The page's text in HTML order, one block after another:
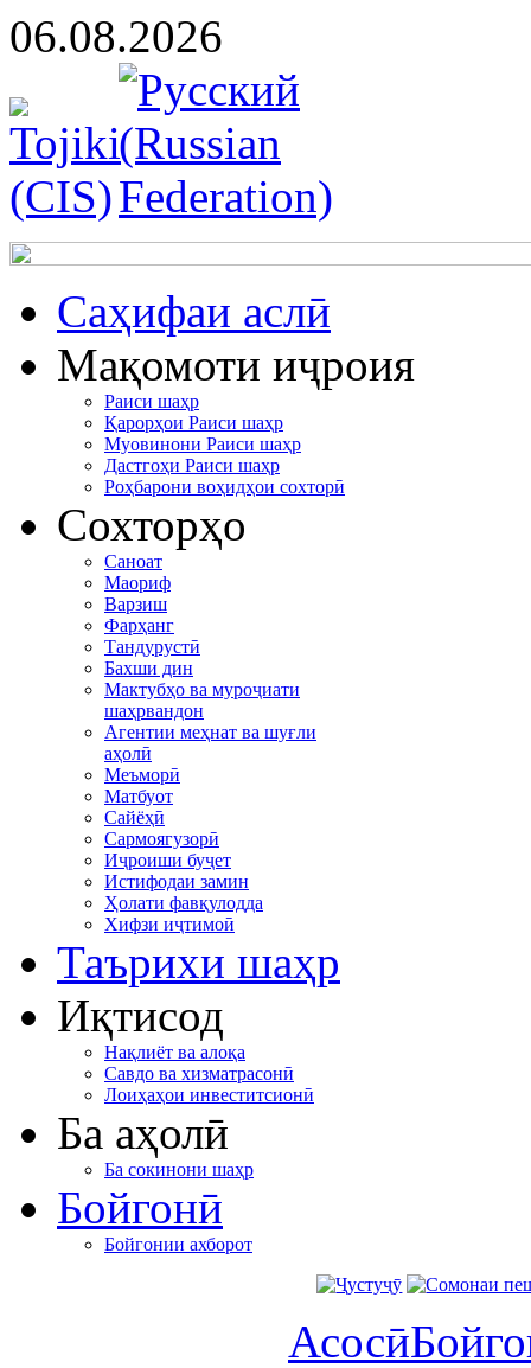
06.08.2026
Cаҳифаи аслӣ
Мақомоти иҷроия
Раиси шаҳр
Қарорҳои Раиси шаҳр
Муовинони Раиси шаҳр
Дастгоҳи Раиси шаҳр
Роҳбарони воҳидҳои сохторӣ
Сохторҳо
Саноат
Маориф
Варзиш
Фарҳанг
Тандурустӣ
Бахши дин
Мактубҳо ва муроҷиати
шаҳрвандон
Агентии меҳнат ва шуғли
аҳолӣ
Меъморӣ
Матбуот
Сайёҳӣ
Сармоягузорӣ
Иҷроиши буҷет
Истифодаи замин
Ҳолати фавқулодда
Хифзи иҷтимоӣ
Таърихи шаҳр
Иқтисод
Нақлиёт ва алоқа
Савдо ва хизматрасонӣ
Лоиҳаҳои инвеститсионӣ
Ба аҳолӣ
Ба сокинони шаҳр
Бойгонӣ
Бойгонии ахборот
Асосӣ